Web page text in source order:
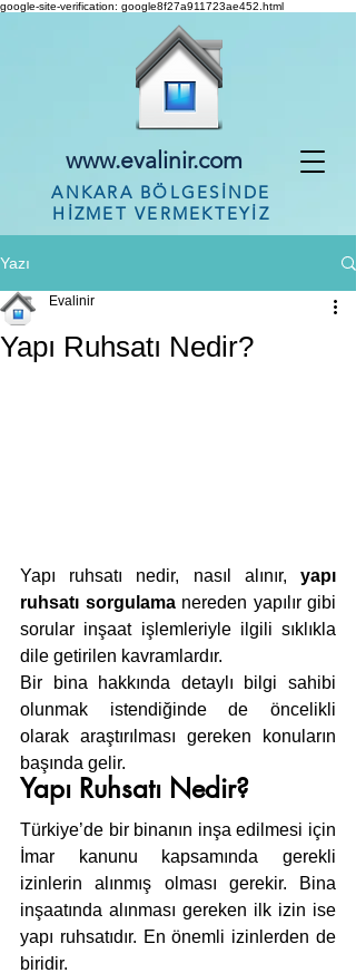
google-site-verification: google8f27a911723ae452.html
www.evalinir.com
ANKARA BÖLGESİNDE
HİZMET VERMEKTEYİZ
Yazı
Yapı Ruhsatı Nedir?
Evalinir
Yapı ruhsatı nedir, nasıl alınır, yapı
ruhsatı sorgulama nereden yapılır gibi
sorular inşaat işlemleriyle ilgili sıklıkla
dile getirilen kavramlardır.
Bir bina hakkında detaylı bilgi sahibi
olunmak istendiğinde de öncelikli
olarak araştırılması gereken konuların
başında gelir.
Yapı Ruhsatı Nedir?
Türkiye’de bir binanın inşa edilmesi için
İmar kanunu kapsamında gerekli
izinlerin alınmış olması gerekir. Bina
inşaatında alınması gereken ilk izin ise
yapı ruhsatıdır. En önemli izinlerden de
biridir.